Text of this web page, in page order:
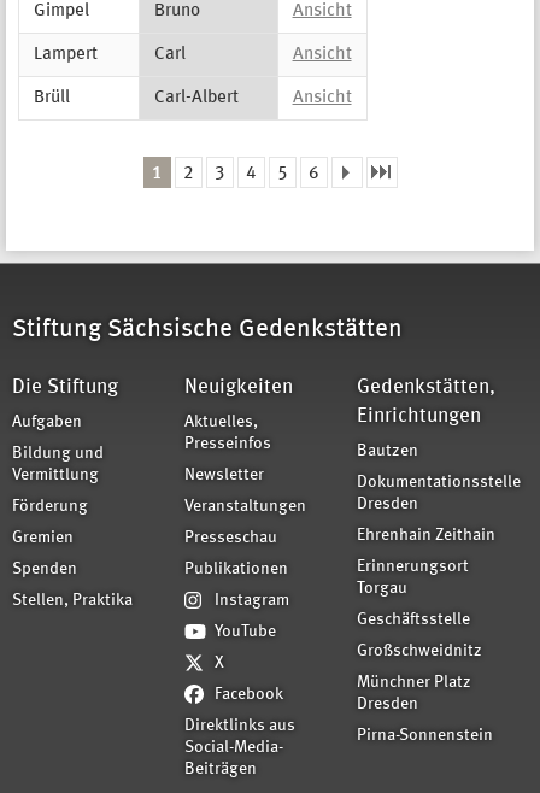
Gimpel Bruno Ansicht
Lampert Carl Ansicht
Brüll Carl-Albert Ansicht
1 2 3 4 5 6
Stiftung Sächsische Gedenkstätten
Die Stiftung
Aufgaben
Bildung und
Vermittlung
Förderung
Gremien
Spenden
Stellen, Praktika
Neuigkeiten
Aktuelles,
Presseinfos
Newsletter
Veranstaltungen
Presseschau
Publikationen
Instagram
YouTube
X
Facebook
Direktlinks aus
Social-Media-
Beiträgen
Gedenkstätten,
Einrichtungen
Bautzen
Dokumentationsstelle
Dresden
Ehrenhain Zeithain
Erinnerungsort
Torgau
Geschäftsstelle
Großschweidnitz
Münchner Platz
Dresden
Pirna-Sonnenstein